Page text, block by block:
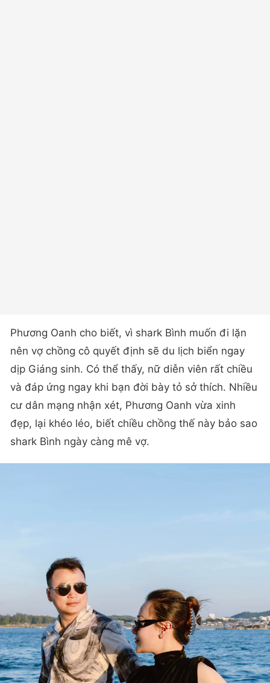
Phương Oanh cho biết, vì shark Bình muốn đi lặn
nên vợ chồng cô quyết định sẽ du lịch biển ngay
dịp Giáng sinh. Có thể thấy, nữ diễn viên rất chiều
và đáp ứng ngay khi bạn đời bày tỏ sở thích. Nhiều
cư dân mạng nhận xét, Phương Oanh vừa xinh
đẹp, lại khéo léo, biết chiều chồng thế này bảo sao
shark Bình ngày càng mê vợ.